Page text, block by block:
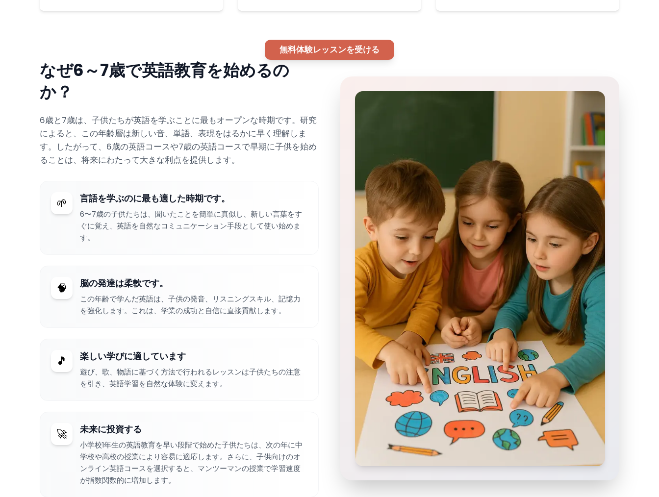
無料体験レッスンを受ける
なぜ6～7歳で英語教育を始めるの
か？
6歳と7歳は、子供たちが英語を学ぶことに最もオープンな時期です。研究
によると、この年齢層は新しい音、単語、表現をはるかに早く理解しま
す。したがって、6歳の英語コースや7歳の英語コースで早期に子供を始め
ることは、将来にわたって大きな利点を提供します。
🌱 言語を学ぶのに最も適した時期です。
6〜7歳の子供たちは、聞いたことを簡単に真似し、新しい言葉をす
ぐに覚え、英語を自然なコミュニケーション手段として使い始めま
す。
🧠 脳の発達は柔軟です。
この年齢で学んだ英語は、子供の発音、リスニングスキル、記憶力
を強化します。これは、学業の成功と自信に直接貢献します。
🎵 楽しい学びに適しています
遊び、歌、物語に基づく方法で行われるレッスンは子供たちの注意
を引き、英語学習を自然な体験に変えます。
🚀 未来に投資する
小学校1年生の英語教育を早い段階で始めた子供たちは、次の年に中
学校や高校の授業により容易に適応します。さらに、子供向けのオ
ンライン英語コースを選択すると、マンツーマンの授業で学習速度
が指数関数的に増加します。